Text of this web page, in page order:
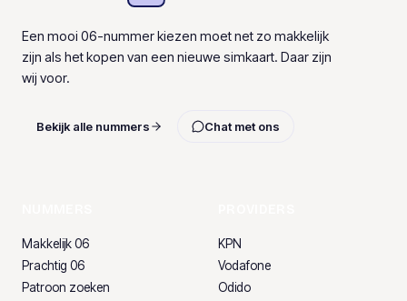
Een mooi 06-nummer kiezen moet net zo makkelijk
zijn als het kopen van een nieuwe simkaart. Daar zijn
wij voor.
Bekijk alle nummers Chat met ons
Makkelijk 06
Prachtig 06
Patroon zoeken
KPN
Vodafone
Odido